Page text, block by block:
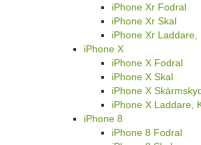
iPhone Xr Fodral
iPhone Xr Skal
iPhone Xr
iPhone X
iPhone X Fodral
iPhone X Skal
iPhone X
iPhone X Laddare,
iPhone 8
iPhone 8 Fodral